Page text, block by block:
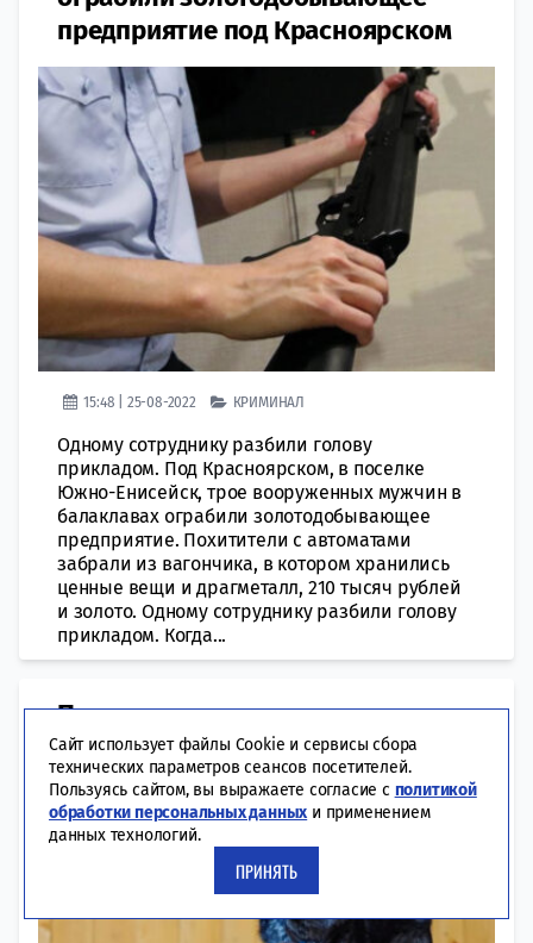
предприятие под Красноярском
15:48 | 25-08-2022 КРИМИНАЛ
Одному сотруднику разбили голову
прикладом. Под Красноярском, в поселке
Южно-Енисейск, трое вооруженных мужчин в
балаклавах ограбили золотодобывающее
предприятие. Похитители с автоматами
забрали из вагончика, в котором хранились
ценные вещи и драгметалл, 210 тысяч рублей
и золото. Одному сотруднику разбили голову
прикладом. Когда...
​Пятилетнего мальчика домашняя
собака загрызла насмерть в
Красноярске
Сайт использует файлы Cookie и сервисы сбора
технических параметров сеансов посетителей.
Пользуясь сайтом, вы выражаете согласие с политикой
обработки персональных данных и применением
данных технологий.
ПРИНЯТЬ